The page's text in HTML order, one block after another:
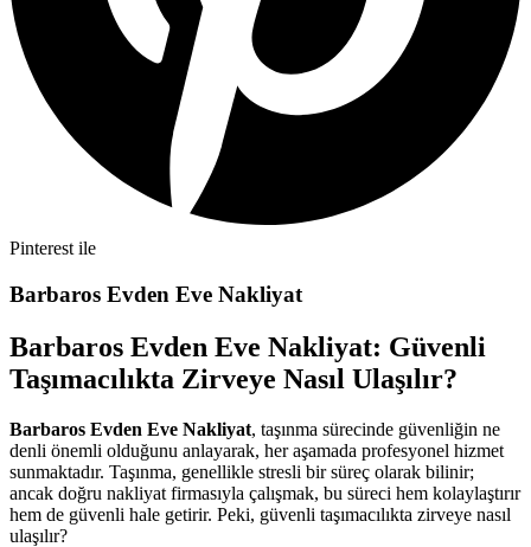
Pinterest ile
Barbaros Evden Eve Nakliyat
Barbaros Evden Eve Nakliyat: Güvenli
Taşımacılıkta Zirveye Nasıl Ulaşılır?
Barbaros Evden Eve Nakliyat, taşınma sürecinde güvenliğin ne
denli önemli olduğunu anlayarak, her aşamada profesyonel hizmet
sunmaktadır. Taşınma, genellikle stresli bir süreç olarak bilinir;
ancak doğru nakliyat firmasıyla çalışmak, bu süreci hem kolaylaştırır
hem de güvenli hale getirir. Peki, güvenli taşımacılıkta zirveye nasıl
ulaşılır?